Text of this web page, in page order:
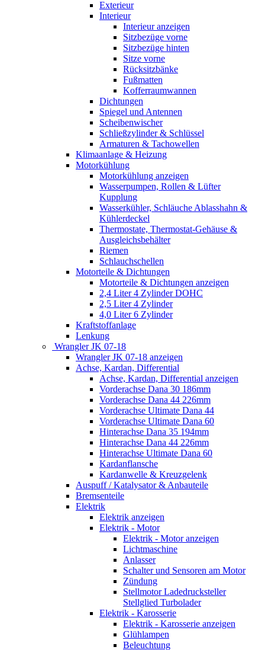
Exterieur
Interieur
Interieur anzeigen
Sitzbezüge vorne
Sitzbezüge hinten
Sitze vorne
Rücksitzbänke
Fußmatten
Kofferraumwannen
Dichtungen
Spiegel und Antennen
Scheibenwischer
Schließzylinder & Schlüssel
Armaturen & Tachowellen
Klimaanlage & Heizung
Motorkühlung
Motorkühlung anzeigen
Wasserpumpen, Rollen & Lüfter
Kupplung
Wasserkühler, Schläuche Ablasshahn &
Kühlerdeckel
Thermostate, Thermostat-Gehäuse &
Ausgleichsbehälter
Riemen
Schlauchschellen
Motorteile & Dichtungen
Motorteile & Dichtungen anzeigen
2,4 Liter 4 Zylinder DOHC
2,5 Liter 4 Zylinder
4,0 Liter 6 Zylinder
Kraftstoffanlage
Lenkung
Wrangler JK 07-18
Wrangler JK 07-18 anzeigen
Achse, Kardan, Differential
Achse, Kardan, Differential anzeigen
Vorderachse Dana 30 186mm
Vorderachse Dana 44 226mm
Vorderachse Ultimate Dana 44
Vorderachse Ultimate Dana 60
Hinterachse Dana 35 194mm
Hinterachse Dana 44 226mm
Hinterachse Ultimate Dana 60
Kardanflansche
Kardanwelle & Kreuzgelenk
Auspuff / Katalysator & Anbauteile
Bremsenteile
Elektrik
Elektrik anzeigen
Elektrik - Motor
Elektrik - Motor anzeigen
Lichtmaschine
Anlasser
Schalter und Sensoren am Motor
Zündung
Stellmotor Ladedrucksteller
Stellglied Turbolader
Elektrik - Karosserie
Elektrik - Karosserie anzeigen
Glühlampen
Beleuchtung